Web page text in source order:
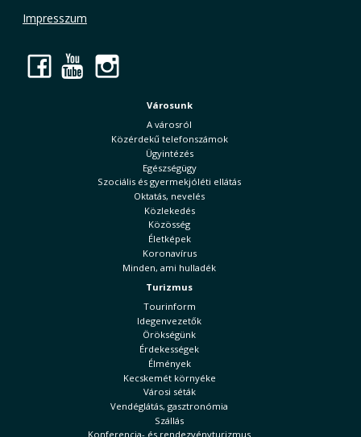
Impresszum
Facebook
YouTube
Városunk
A városról
Közérdekű telefonszámok
Ügyintézés
Egészségügy
Szociális és gyermekjóléti ellátás
Oktatás, nevelés
Közlekedés
Közösség
Életképek
Koronavírus
Minden, ami hulladék
Turizmus
Tourinform
Idegenvezetők
Örökségünk
Érdekességek
Élmények
Kecskemét környéke
Városi séták
Vendéglátás, gasztronómia
Szállás
Konferencia- és rendezvényturizmus